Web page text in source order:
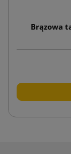
Brązowa